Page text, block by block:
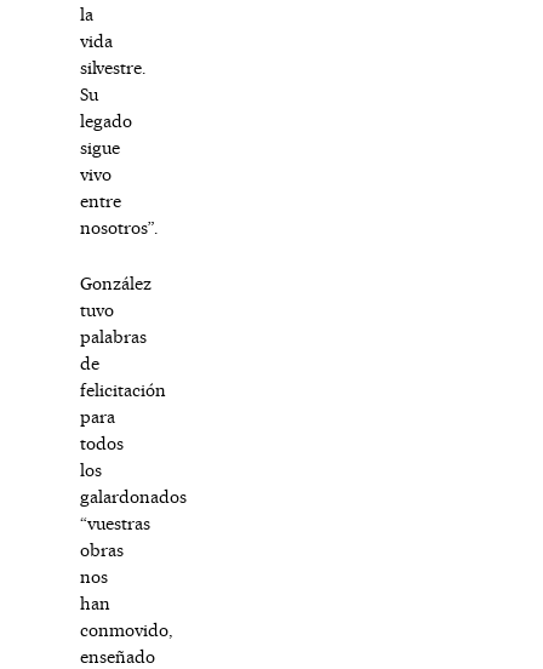
la
vida
silvestre.
Su
legado
sigue
vivo
entre
nosotros”.
González
tuvo
palabras
de
felicitación
para
todos
los
galardonados
“vuestras
obras
nos
han
conmovido,
enseñado